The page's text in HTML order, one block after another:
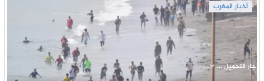
أخبار المغرب
جار التحميل ...